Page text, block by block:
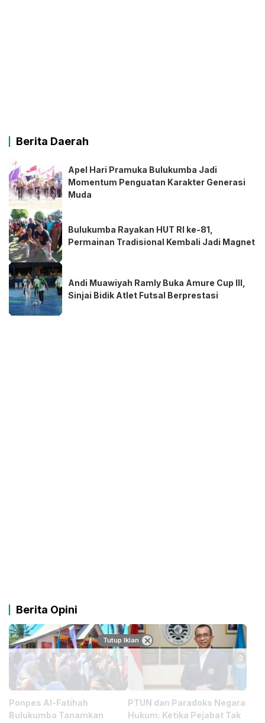
Berita Daerah
Apel Hari Pramuka Bulukumba Jadi
Momentum Penguatan Karakter Generasi
Muda
Bulukumba Rayakan HUT RI ke-81,
Permainan Tradisional Kembali Jadi Magnet
Andi Muawiyah Ramly Buka Amure Cup III,
Sinjai Bidik Atlet Futsal Berprestasi
Berita Opini
Ponpes Al-Fatihah
Bulukumba Tanamkan
PTUN dan Paradoks Negara
Hukum: Ketika Pejabat Tak
Tutup Iklan